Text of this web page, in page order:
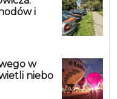
i
w
niebo